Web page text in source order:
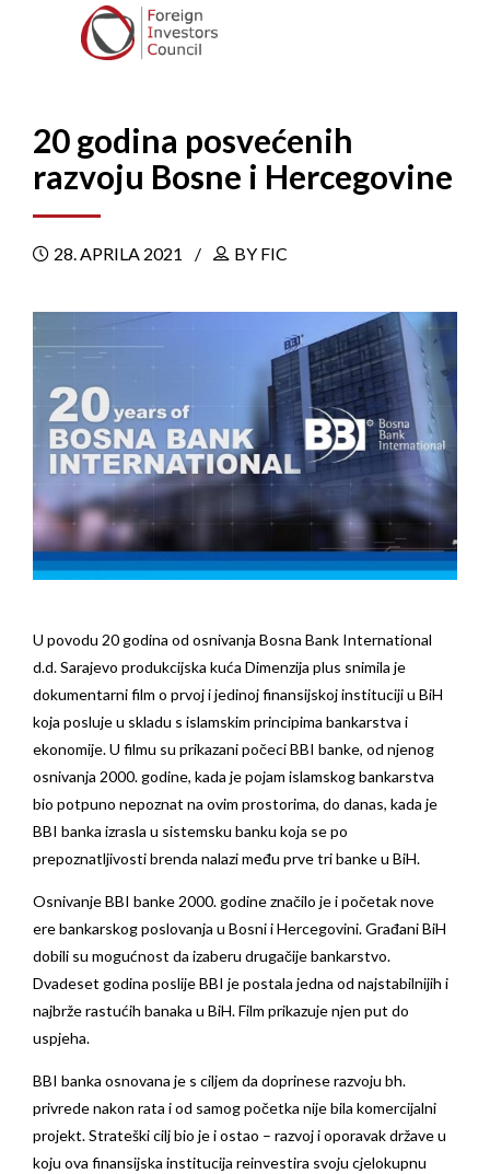
20 godina posvećenih
razvoju Bosne i Hercegovine
28. APRILA 2021 BY FIC
U povodu 20 godina od osnivanja Bosna Bank International
d.d. Sarajevo produkcijska kuća Dimenzija plus snimila je
dokumentarni film o prvoj i jedinoj finansijskoj instituciji u BiH
koja posluje u skladu s islamskim principima bankarstva i
ekonomije. U filmu su prikazani počeci BBI banke, od njenog
osnivanja 2000. godine, kada je pojam islamskog bankarstva
bio potpuno nepoznat na ovim prostorima, do danas, kada je
BBI banka izrasla u sistemsku banku koja se po
prepoznatljivosti brenda nalazi među prve tri banke u BiH.
Osnivanje BBI banke 2000. godine značilo je i početak nove
ere bankarskog poslovanja u Bosni i Hercegovini. Građani BiH
dobili su mogućnost da izaberu drugačije bankarstvo.
Dvadeset godina poslije BBI je postala jedna od najstabilnijih i
najbrže rastućih banaka u BiH. Film prikazuje njen put do
uspjeha.
BBI banka osnovana je s ciljem da doprinese razvoju bh.
privrede nakon rata i od samog početka nije bila komercijalni
projekt. Strateški cilj bio je i ostao – razvoj i oporavak države u
koju ova finansijska institucija reinvestira svoju cjelokupnu